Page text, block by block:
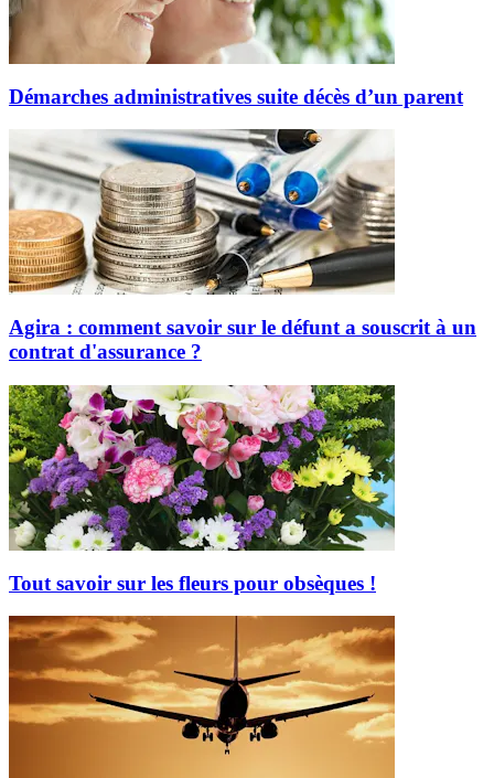
Démarches administratives suite décès d’un parent
Agira : comment savoir sur le défunt a souscrit à un
contrat d'assurance ?
Tout savoir sur les fleurs pour obsèques !